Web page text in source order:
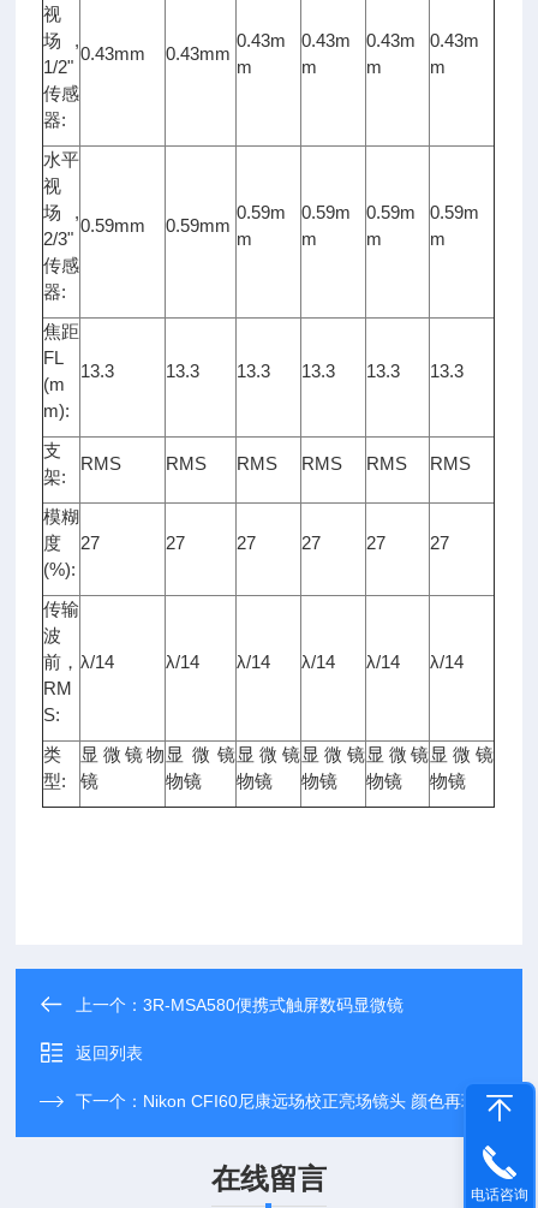
视
场,
1/2"
传感
器:
0.43mm 0.43mm
0.43m
m
0.43m
m
0.43m
m
0.43m
m
水平
视
场,
2/3"
传感
器:
0.59mm 0.59mm
0.59m
m
0.59m
m
0.59m
m
0.59m
m
焦距
FL
(m
m):
13.3 13.3 13.3 13.3 13.3 13.3
支
架:
RMS RMS RMS RMS RMS RMS
模糊
度
(%):
27 27 27 27 27 27
传输
波
前，
RM
S:
λ/14 λ/14 λ/14 λ/14 λ/14 λ/14
类
型:
显微镜物
镜
显微镜
物镜
显微镜
物镜
显微镜
物镜
显微镜
物镜
显微镜
物镜
上一个：3R-MSA580便携式触屏数码显微镜
返回列表
下一个： Nikon CFI60尼康远场校正亮场镜头 颜色再现能力 无应变
在线留言 电话咨询